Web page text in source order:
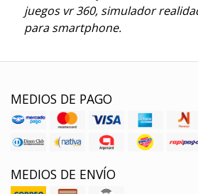
juegos vr 360, simulador
para smartphone.
MEDIOS DE PAGO
MEDIOS DE ENVÍO